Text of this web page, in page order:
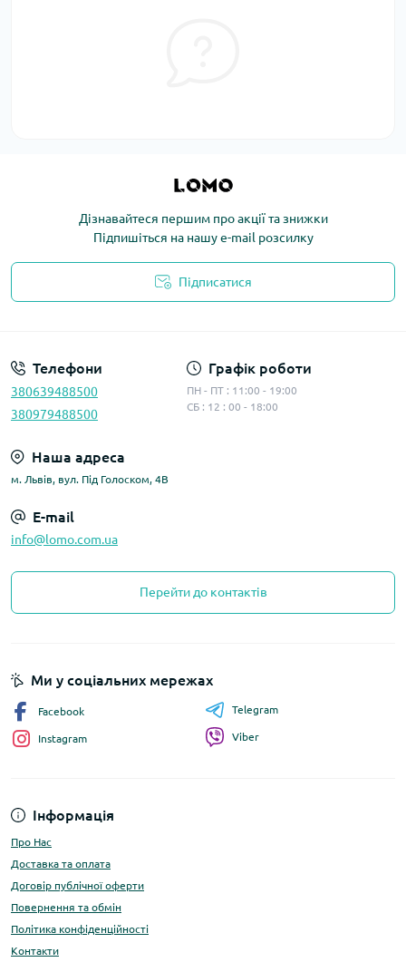
Дізнавайтеся першим про акції та знижки
Підпишіться на нашу e-mail розсилку
Підписатися
Телефони
380639488500
380979488500
Графік роботи
ПН - ПТ : 11:00 - 19:00
СБ : 12 : 00 - 18:00
Наша адреса
м. Львів, вул. Під Голоском, 4В
E-mail
info@lomo.com.ua
Перейти до контактів
Інформація
Про Нас
Доставка та оплата
Договір публічної оферти
Повернення та обмін
Політика конфіденційності
Контакти
Ми у соціальних мережах
Facebook
Instagram
Telegram
Viber